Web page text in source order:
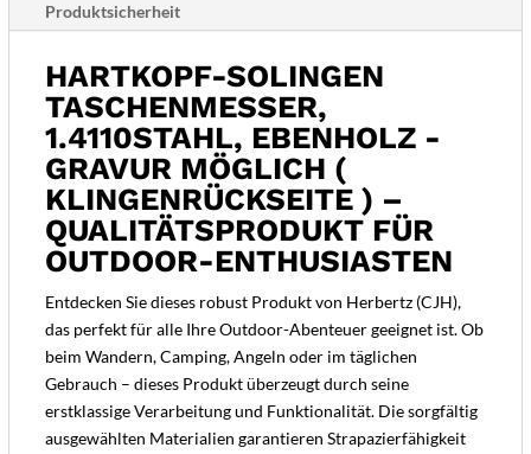
Produktsicherheit
HARTKOPF-SOLINGEN
TASCHENMESSER,
1.4110STAHL, EBENHOLZ -
GRAVUR MÖGLICH (
KLINGENRÜCKSEITE ) –
QUALITÄTSPRODUKT FÜR
OUTDOOR-ENTHUSIASTEN
Entdecken Sie dieses robust Produkt von Herbertz (CJH),
das perfekt für alle Ihre Outdoor-Abenteuer geeignet ist. Ob
beim Wandern, Camping, Angeln oder im täglichen
Gebrauch – dieses Produkt überzeugt durch seine
erstklassige Verarbeitung und Funktionalität. Die sorgfältig
ausgewählten Materialien garantieren Strapazierfähigkeit